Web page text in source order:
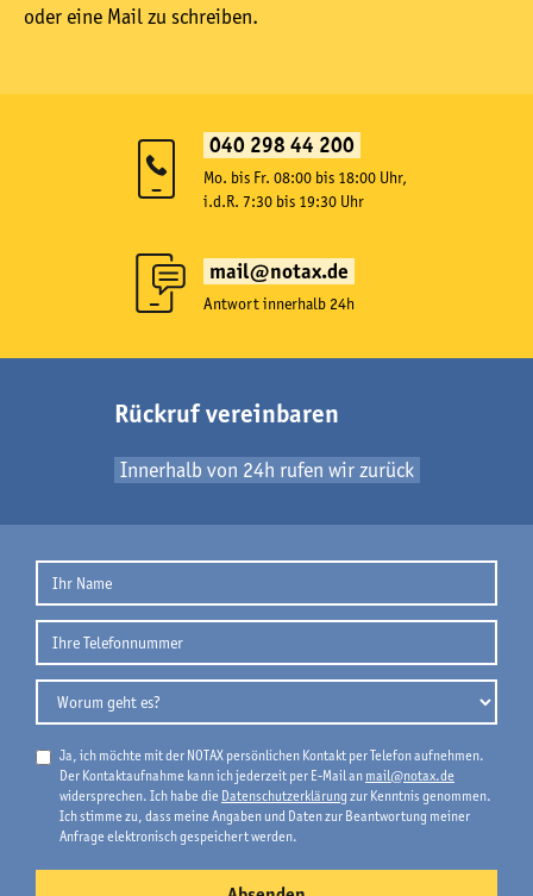
oder eine Mail zu schreiben.
040 298 44 200
Mo. bis Fr. 08:00 bis 18:00 Uhr,
i.d.R. 7:30 bis 19:30 Uhr
mail@notax.de
Antwort innerhalb 24h
Rückruf vereinbaren
Innerhalb von 24h rufen wir zurück
Ja, ich möchte mit der NOTAX persönlichen Kontakt per Telefon aufnehmen.
Der Kontaktaufnahme kann ich jederzeit per E-Mail an mail@notax.de
widersprechen. Ich habe die Datenschutzerklärungzur Kenntnis genommen.
Ich stimme zu, dass meine Angaben und Daten zur Beantwortung meiner
Anfrage elektronisch gespeichert werden.